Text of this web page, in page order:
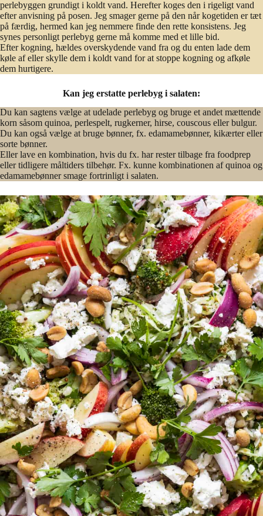
perlebyggen grundigt i koldt vand. Herefter koges den i rigeligt vand
efter anvisning på posen. Jeg smager gerne på den når kogetiden er tæt
på færdig, hermed kan jeg nemmere finde den rette konsistens. Jeg
synes personligt perlebyg gerne må komme med et lille bid.
Efter kogning, hældes overskydende vand fra og du enten lade dem
køle af eller skylle dem i koldt vand for at stoppe kogning og afkøle
dem hurtigere.
Kan jeg erstatte perlebyg i salaten:
Du kan sagtens vælge at udelade perlebyg og bruge et andet mættende
korn såsom quinoa, perlespelt, rugkerner, hirse, couscous eller bulgur.
Du kan også vælge at bruge bønner, fx. edamamebønner, kikærter eller
sorte bønner.
Eller lave en kombination, hvis du fx. har rester tilbage fra foodprep
eller tidligere måltiders tilbehør. Fx. kunne kombinationen af quinoa og
edamamebønner smage fortrinligt i salaten.